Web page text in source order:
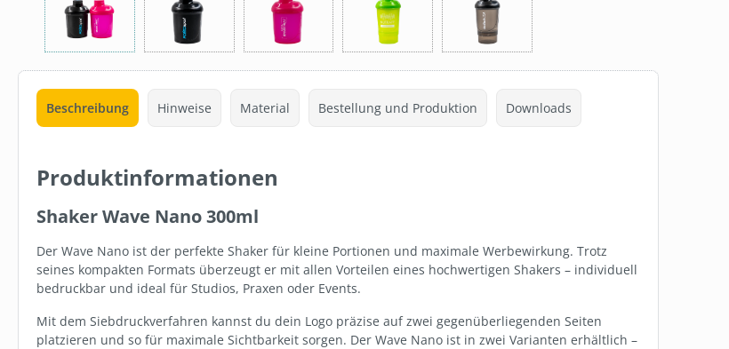
Beschreibung Hinweise Material Bestellung und Produktion Downloads
Produktinformationen
Shaker Wave Nano 300ml
Der Wave Nano ist der perfekte Shaker für kleine Portionen und maximale Werbewirkung. Trotz
seines kompakten Formats überzeugt er mit allen Vorteilen eines hochwertigen Shakers – individuell
bedruckbar und ideal für Studios, Praxen oder Events.
Mit dem Siebdruckverfahren kannst du dein Logo präzise auf zwei gegenüberliegenden Seiten
platzieren und so für maximale Sichtbarkeit sorgen. Der Wave Nano ist in zwei Varianten erhältlich –